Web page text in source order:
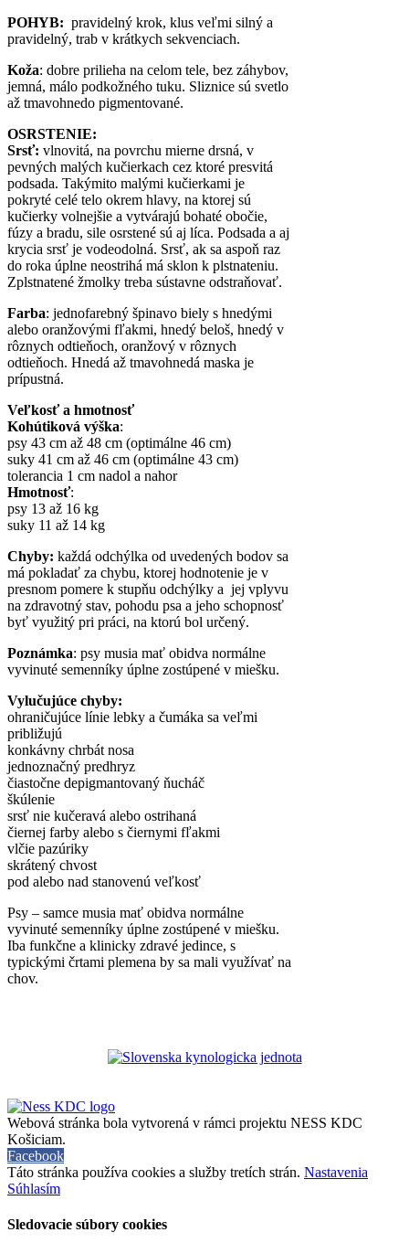
POHYB: pravidelný krok, klus veľmi silný a
pravidelný, trab v krátkych sekvenciach.
Koža: dobre prilieha na celom tele, bez záhybov,
jemná, málo podkožného tuku. Sliznice sú svetlo
až tmavohnedo pigmentované.
OSRSTENIE:
Srsť: vlnovitá, na povrchu mierne drsná, v
pevných malých kučierkach cez ktoré presvitá
podsada. Takýmito malými kučierkami je
pokryté celé telo okrem hlavy, na ktorej sú
kučierky volnejšie a vytvárajú bohaté obočie,
fúzy a bradu, sile osrstené sú aj líca. Podsada a aj
krycia srsť je vodeodolná. Srsť, ak sa aspoň raz
do roka úplne neostrihá má sklon k plstnateniu.
Zplstnatené žmolky treba sústavne odstraňovať.
Farba: jednofarebný špinavo biely s hnedými
alebo oranžovými fľakmi, hnedý beloš, hnedý v
rôznych odtieňoch, oranžový v rôznych
odtieňoch. Hnedá až tmavohnedá maska je
prípustná.
Veľkosť a hmotnosť
Kohútiková výška:
psy 43 cm až 48 cm (optimálne 46 cm)
suky 41 cm až 46 cm (optimálne 43 cm)
tolerancia 1 cm nadol a nahor
Hmotnosť:
psy 13 až 16 kg
suky 11 až 14 kg
Chyby: každá odchýlka od uvedených bodov sa
má pokladať za chybu, ktorej hodnotenie je v
presnom pomere k stupňu odchýlky a jej vplyvu
na zdravotný stav, pohodu psa a jeho schopnosť
byť využitý pri práci, na ktorú bol určený.
Poznámka: psy musia mať obidva normálne
vyvinuté semenníky úplne zostúpené v miešku.
Vylučujúce chyby:
ohraničujúce línie lebky a čumáka sa veľmi
približujú
konkávny chrbát nosa
jednoznačný predhryz
čiastočne depigmantovaný ňucháč
škúlenie
srsť nie kučeravá alebo ostrihaná
čiernej farby alebo s čiernymi fľakmi
vlčie pazúriky
skrátený chvost
pod alebo nad stanovenú veľkosť
Psy – samce musia mať obidva normálne
vyvinuté semenníky úplne zostúpené v miešku.
Iba funkčne a klinicky zdravé jedince, s
typickými črtami plemena by sa mali využívať na
chov.
Webová stránka bola vytvorená v rámci projektu NESS KDC
Košiciam.
Facebook
Táto stránka používa cookies a služby tretích strán. Nastavenia
Súhlasím
Sledovacie súbory cookies